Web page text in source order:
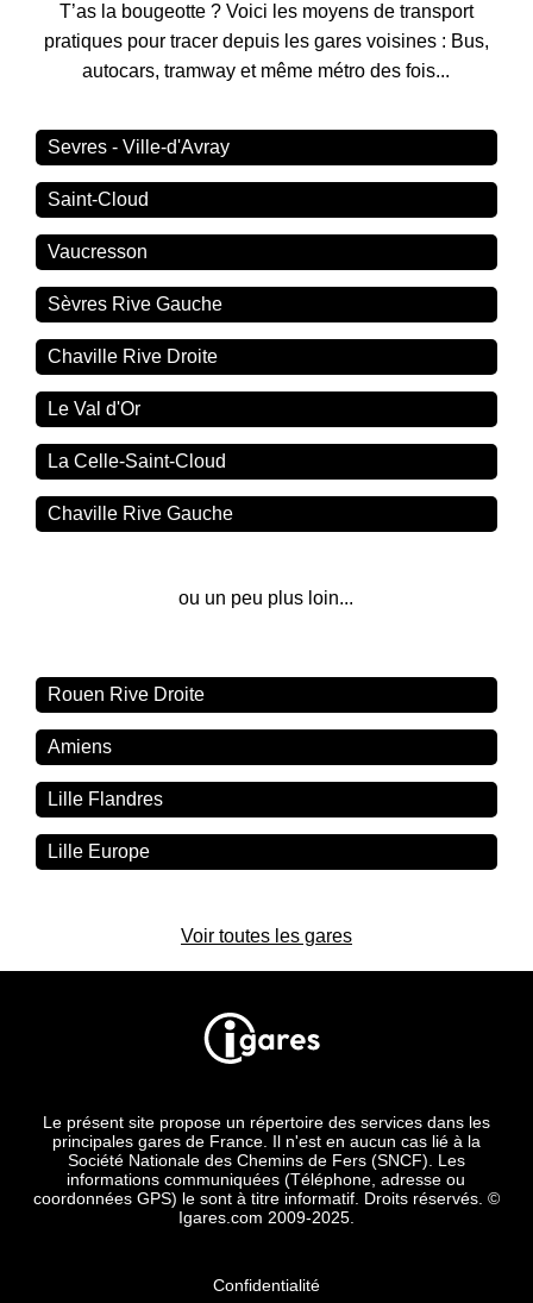
T’as la bougeotte ? Voici les moyens de transport
pratiques pour tracer depuis les gares voisines : Bus,
autocars, tramway et même métro des fois...
Sevres - Ville-d'Avray
Saint-Cloud
Vaucresson
Sèvres Rive Gauche
Chaville Rive Droite
Le Val d'Or
La Celle-Saint-Cloud
Chaville Rive Gauche
ou un peu plus loin...
Rouen Rive Droite
Amiens
Lille Flandres
Lille Europe
Voir toutes les gares
Le présent site propose un répertoire des services dans les
principales gares de France. Il n'est en aucun cas lié à la
Société Nationale des Chemins de Fers (SNCF). Les
informations communiquées (Téléphone, adresse ou
coordonnées GPS) le sont à titre informatif. Droits réservés. ©
Igares.com 2009-2025.
Confidentialité